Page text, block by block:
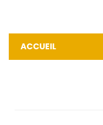
ACCUEIL